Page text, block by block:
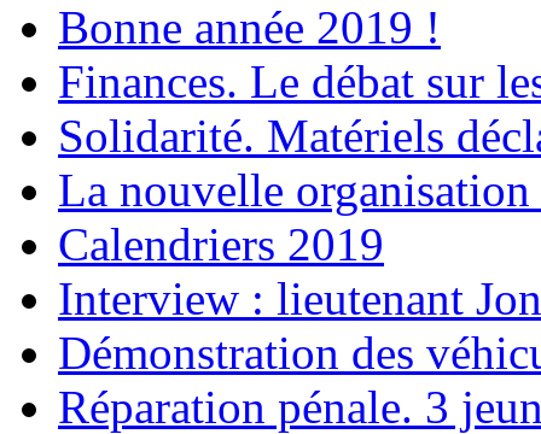
Bonne année 2019 !
Finances. Le débat sur
Solidarité. Matériels
La nouvelle organisation
Calendriers 2019
Interview : lieutenant
Démonstration des
Réparation pénale. 3